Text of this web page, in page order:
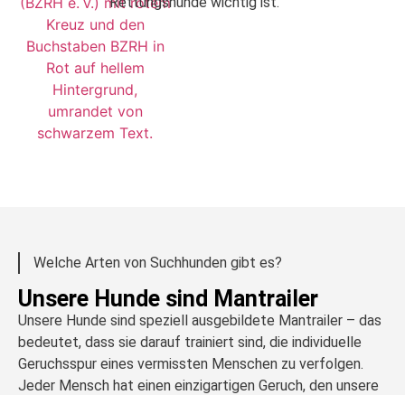
Welche Arten von Suchhunden gibt es?
Unsere Hunde sind Mantrailer
Unsere Hunde sind speziell ausgebildete Mantrailer – das
bedeutet, dass sie darauf trainiert sind, die individuelle
Geruchsspur eines vermissten Menschen zu verfolgen.
Jeder Mensch hat einen einzigartigen Geruch, den unsere